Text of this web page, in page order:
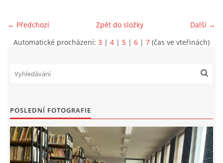
"KNIHOBUDKY"
PROJEKT FLYNN "KNIHOVNA" CARSEN
E-KNIHY DO KAŽDÉ KNIHOVNY
GRANTY A DOTACE
← Předchozí Další →
Zpět do složky
Automatické procházení: 3 | 4 | 5 | 6 | 7 (čas ve vteřinách)
POSLEDNÍ FOTOGRAFIE